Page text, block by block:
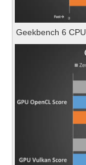
Geekbench 6 CPU